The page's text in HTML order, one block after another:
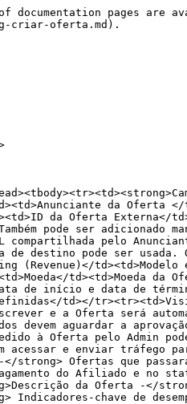
documentation pages are
criar-oferta.md).
da Oferta
da Oferta Externa</
pode ser adicionado
compartilhada pelo
de destino pode ser usada.
(Revenue)</td><td>Modelo
td><td>Moeda da
de início e data de
td></
e a Oferta será
aguardar a
à Oferta pelo Admin
acessar e enviar tráfego
strong> Ofertas que
do Afiliado e no
da Oferta -</
chave de